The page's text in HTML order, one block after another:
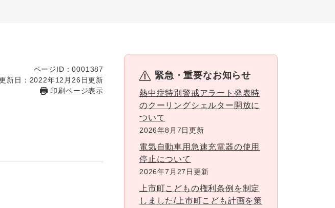
ページID：0001387
新日：2022年12月26日更新
印刷ページ表示
緊急・重要なお知らせ
熱中症特別警戒アラート発表時
のクーリングシェルター開放に
ついて
2026年8月7日更新
電気自動車用急速充電器の使用
停止について
2026年7月27日更新
上市町こどもの権利条例を制定
しました/上市町こども計画を策